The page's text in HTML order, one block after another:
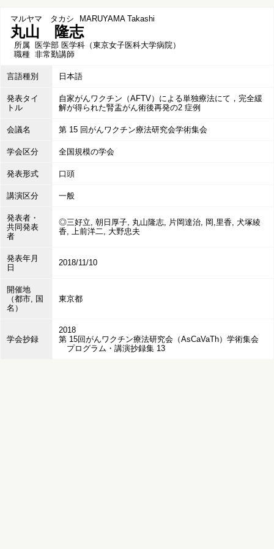
マルヤマ タカシ MARUYAMA Takashi
丸山 隆志
所属 医学部 医学科（東京女子医科大学病院）
職種 非常勤講師
言語種別 日本語
発表タイ
トル
自家がんワクチン（AFTV）による単独療法にて，完全緩
解が得られた腎盂がん術後再発の2 症例
会議名 第 15 回がんワクチン療法研究会学術集会
学会区分 全国規模の学会
発表形式 口頭
講演区分 一般
発表者・
共同発表
者
◎三好立, 朝日厚子, 丸山隆志, 片岡達治, 岡,里香, 犬塚綾
香, 上前洋二, 大野忠夫
発表年月
日
2018/11/10
開催地
（都市, 国
名）
東京都
学会抄録
2018
第 15回がんワクチン療法研究会（AsCaVaTh）学術集会
プログラム・講演抄録集 13